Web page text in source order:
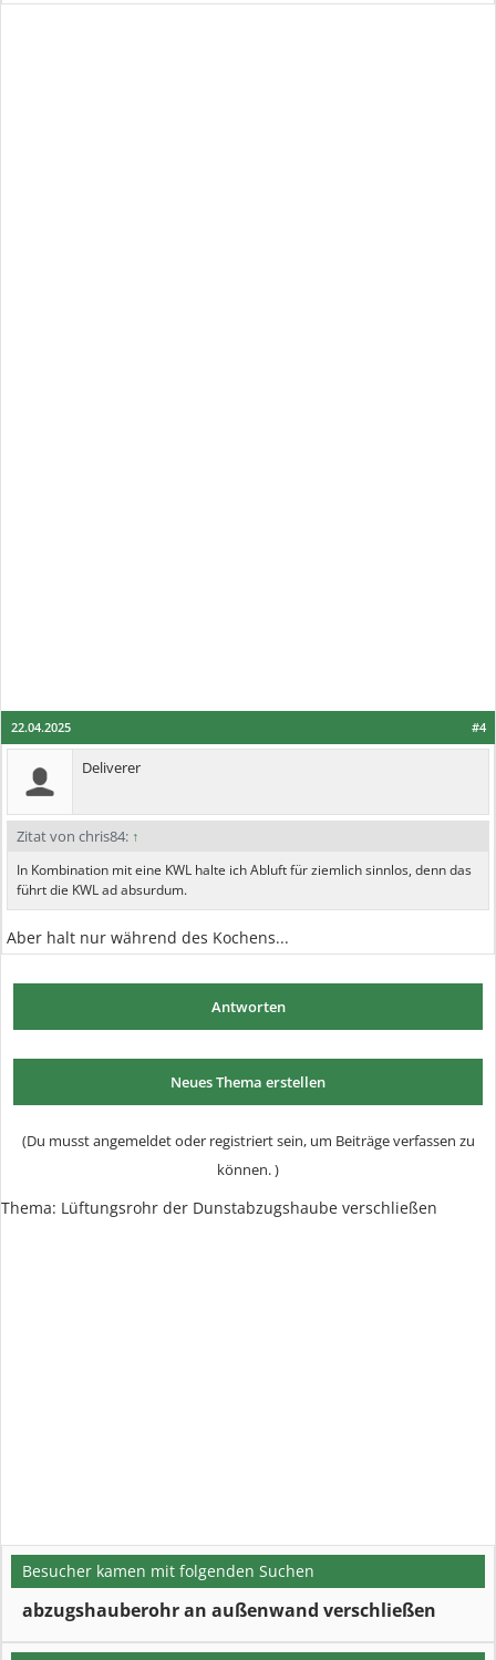
#4
22.04.2025
Deliverer
Zitat von chris84: ↑
In Kombination mit eine KWL halte ich Abluft für ziemlich sinnlos, denn das
führt die KWL ad absurdum.
Aber halt nur während des Kochens...
Antworten
Neues Thema erstellen
(Du musst angemeldet oder registriert sein, um Beiträge verfassen zu
können. )
Thema: Lüftungsrohr der Dunstabzugshaube verschließen
Besucher kamen mit folgenden Suchen
abzugshauberohr an außenwand verschließen